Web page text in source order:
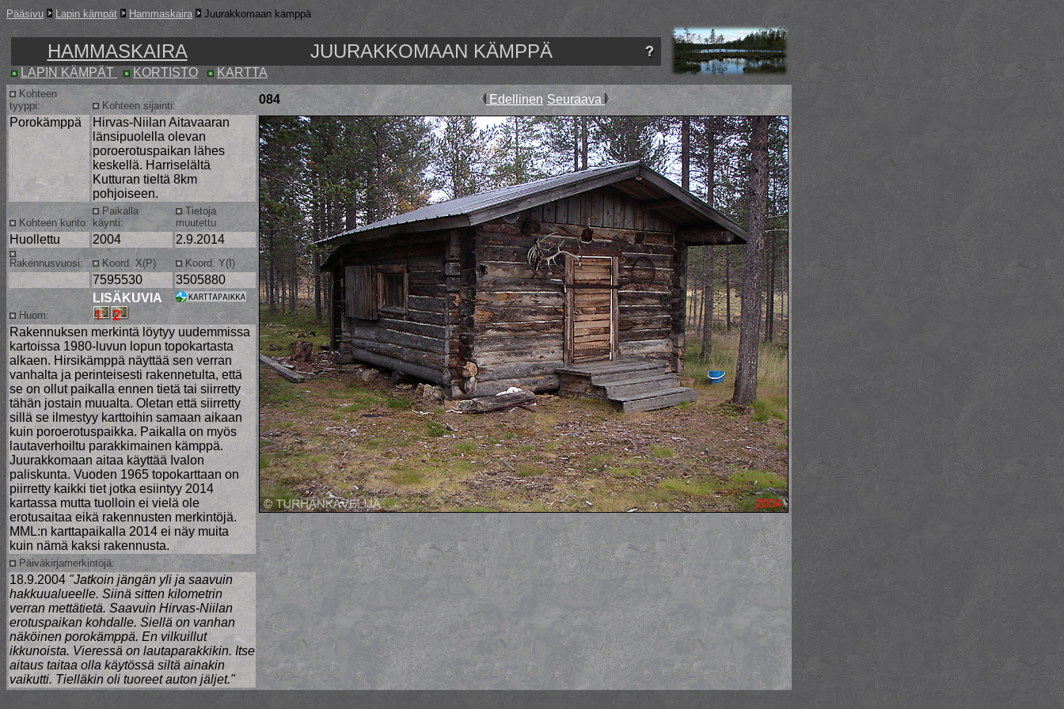
Pääsivu Lapin kämpät Hammaskaira Juurakkomaan kämppä
HAMMASKAIRA JUURAKKOMAAN KÄMPPÄ
LAPIN KÄMPÄT KORTISTO KARTTA
Kohteen
tyyppi:
Kohteen sijainti: 084 Edellinen Seuraava
Porokämppä
Hirvas-Niilan Aitavaaran
länsipuolella olevan
poroerotuspaikan lähes
keskellä. Harriselältä
Kutturan tieltä 8km
pohjoiseen.
Kohteen kunto:
Paikalla
käynti:
Tietoja
muutettu
Huollettu 2004 2.9.2014
Rakennusvuosi: Koord. X(P) Koord. Y(I)
7595530 3505880
Huom:
LISÄKUVIA
Rakennuksen merkintä löytyy uudemmissa
kartoissa 1980-luvun lopun topokartasta
alkaen. Hirsikämppä näyttää sen verran
vanhalta ja perinteisesti rakennetulta, että
se on ollut paikalla ennen tietä tai siirretty
tähän jostain muualta. Oletan että siirretty
sillä se ilmestyy karttoihin samaan aikaan
kuin poroerotuspaikka. Paikalla on myös
lautaverhoiltu parakkimainen kämppä.
Juurakkomaan aitaa käyttää Ivalon
paliskunta. Vuoden 1965 topokarttaan on
piirretty kaikki tiet jotka esiintyy 2014
kartassa mutta tuolloin ei vielä ole
erotusaitaa eikä rakennusten merkintöjä.
MML:n karttapaikalla 2014 ei näy muita
kuin nämä kaksi rakennusta.
Päiväkirjamerkintöjä:
18.9.2004 "Jatkoin jängän yli ja saavuin
hakkuualueelle. Siinä sitten kilometrin
verran mettätietä. Saavuin Hirvas-Niilan
erotuspaikan kohdalle. Siellä on vanhan
näköinen porokämppä. En vilkuillut
ikkunoista. Vieressä on lautaparakkikin. Itse
aitaus taitaa olla käytössä siltä ainakin
vaikutti. Tielläkin oli tuoreet auton jäljet."